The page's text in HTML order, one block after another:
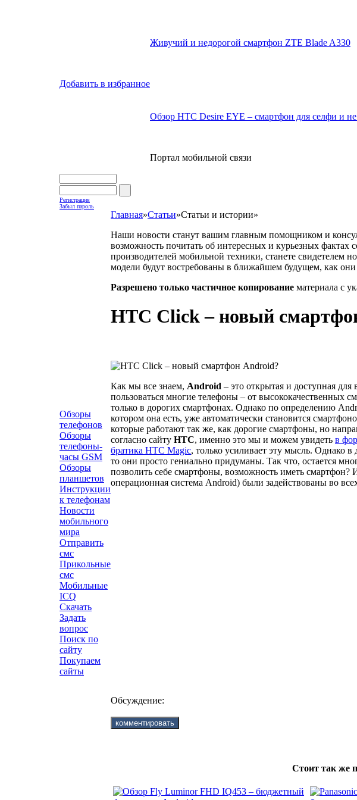
Добавить в избранное
Живучий и недорогой смартфон ZTE Blade A330
Обзор HTC Desire EYE – смартфон для селфи и не
Портал мобильной связи
Регистрация
Забыл пароль
Обзоры
телефонов
Обзоры
телефоны-
часы GSM
Обзоры
планшетов
Инструкции
к телефонам
Новости
мобильного
мира
Отправить
смс
Прикольные
смс
Мобильные
ICQ
Скачать
Задать
вопрос
Поиск по
сайту
Покупаем
сайты
Главная»Статьи»Статьи и истории»
Наши новости станут вашим главным помощником и
возможность почитать об интересных и курьезных
производителей мобильной техники, станете свидетелем
модели будут востребованы в ближайшем будущем, как
Разрешено только частичное копирование материала с
HTC Click – новый
Как мы все знаем, Android – это открытая и доступная для
пользоваться многие телефоны – от высококачественных
только в дорогих смартфонах. Однако по определению
котором она есть, уже автоматически становится
которые работают так же, как дорогие смартфоны, но
согласно сайту НТС, именно это мы и можем увидеть в
братика HTC Magic, только усиливает эту мысль. Однако
то они просто гениально придуманы. Так что, остается
позволить себе смартфоны, возможность иметь
операционная система Android) были задействованы во
Обсуждение:
Стоит так же